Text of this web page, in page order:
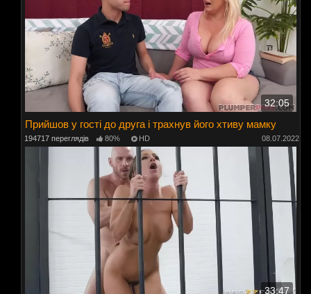
32:05
Прийшов у гості до друга і трахнув його хтиву мамку
194717 переглядів 80% HD 08.07.2022
33:47